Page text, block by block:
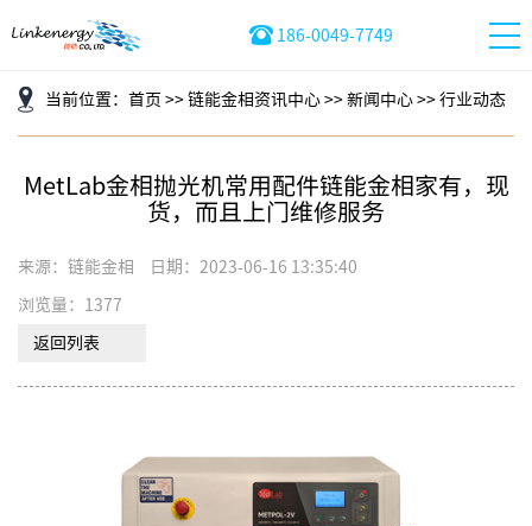
186-0049-7749
当前位置： 首页 >> 链能金相资讯中心 >> 新闻中心 >> 行业动态
MetLab金相抛光机常用配件链能金相家有，现
货，而且上门维修服务
来源：链能金相 日期：2023-06-16 13:35:40
浏览量：1377
返回列表